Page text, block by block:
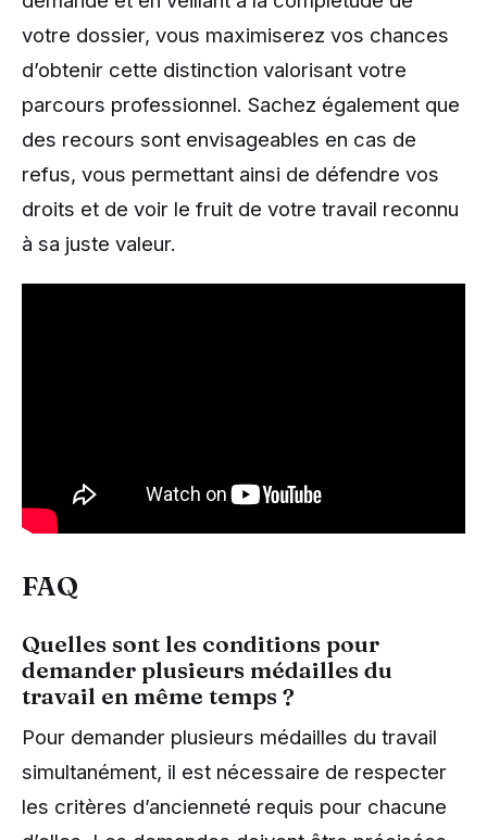
votre dossier, vous maximiserez vos chances
d’obtenir cette distinction valorisant votre
parcours professionnel. Sachez également que
des recours sont envisageables en cas de
refus, vous permettant ainsi de défendre vos
droits et de voir le fruit de votre travail reconnu
à sa juste valeur.
FAQ
Quelles sont les conditions pour
demander plusieurs médailles du
travail en même temps ?
Pour demander plusieurs médailles du travail
simultanément, il est nécessaire de respecter
les critères d’ancienneté requis pour chacune